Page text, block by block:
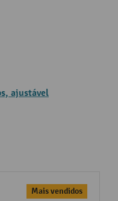
ajustável
Mais vendidos